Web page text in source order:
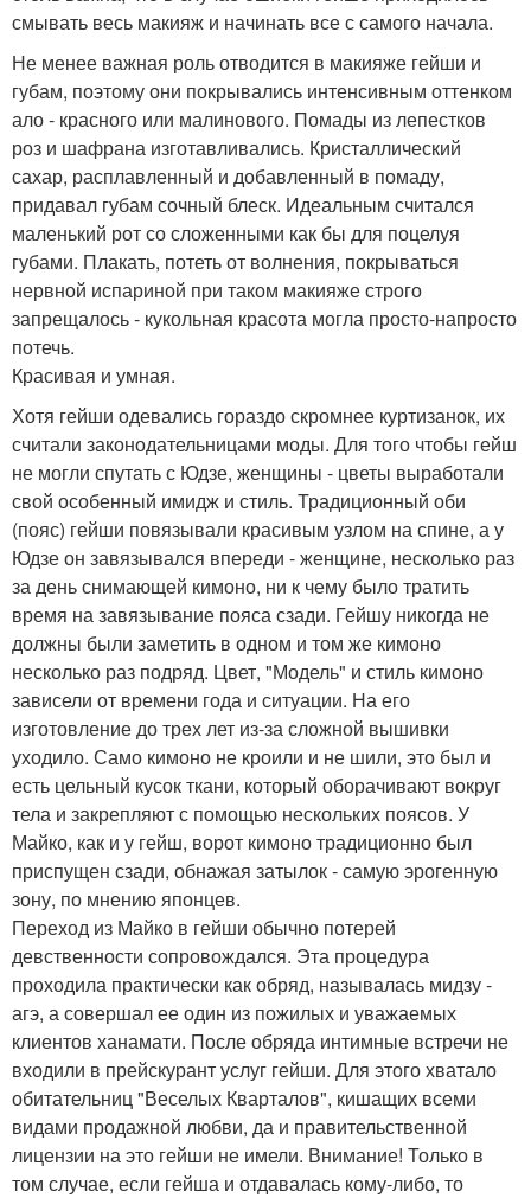
смывать весь макияж и начинать все с самого начала.
Не менее важная роль отводится в макияже гейши и
губам, поэтому они покрывались интенсивным оттенком
ало - красного или малинового. Помады из лепестков
роз и шафрана изготавливались. Кристаллический
сахар, расплавленный и добавленный в помаду,
придавал губам сочный блеск. Идеальным считался
маленький рот со сложенными как бы для поцелуя
губами. Плакать, потеть от волнения, покрываться
нервной испариной при таком макияже строго
запрещалось - кукольная красота могла просто-напросто
потечь.
Красивая и умная.
Хотя гейши одевались гораздо скромнее куртизанок, их
считали законодательницами моды. Для того чтобы гейш
не могли спутать с Юдзе, женщины - цветы выработали
свой особенный имидж и стиль. Традиционный оби
(пояс) гейши повязывали красивым узлом на спине, а у
Юдзе он завязывался впереди - женщине, несколько раз
за день снимающей кимоно, ни к чему было тратить
время на завязывание пояса сзади. Гейшу никогда не
должны были заметить в одном и том же кимоно
несколько раз подряд. Цвет, "Модель" и стиль кимоно
зависели от времени года и ситуации. На его
изготовление до трех лет из-за сложной вышивки
уходило. Само кимоно не кроили и не шили, это был и
есть цельный кусок ткани, который оборачивают вокруг
тела и закрепляют с помощью нескольких поясов. У
Майко, как и у гейш, ворот кимоно традиционно был
приспущен сзади, обнажая затылок - самую эрогенную
зону, по мнению японцев.
Переход из Майко в гейши обычно потерей
девственности сопровождался. Эта процедура
проходила практически как обряд, называлась мидзу -
агэ, а совершал ее один из пожилых и уважаемых
клиентов ханамати. После обряда интимные встречи не
входили в прейскурант услуг гейши. Для этого хватало
обитательниц "Веселых Кварталов", кишащих всеми
видами продажной любви, да и правительственной
лицензии на это гейши не имели. Внимание! Только в
том случае, если гейша и отдавалась кому-либо, то